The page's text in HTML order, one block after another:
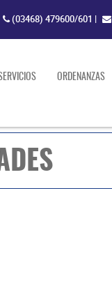
(03468) 479600/601 |
ORDENANZAS